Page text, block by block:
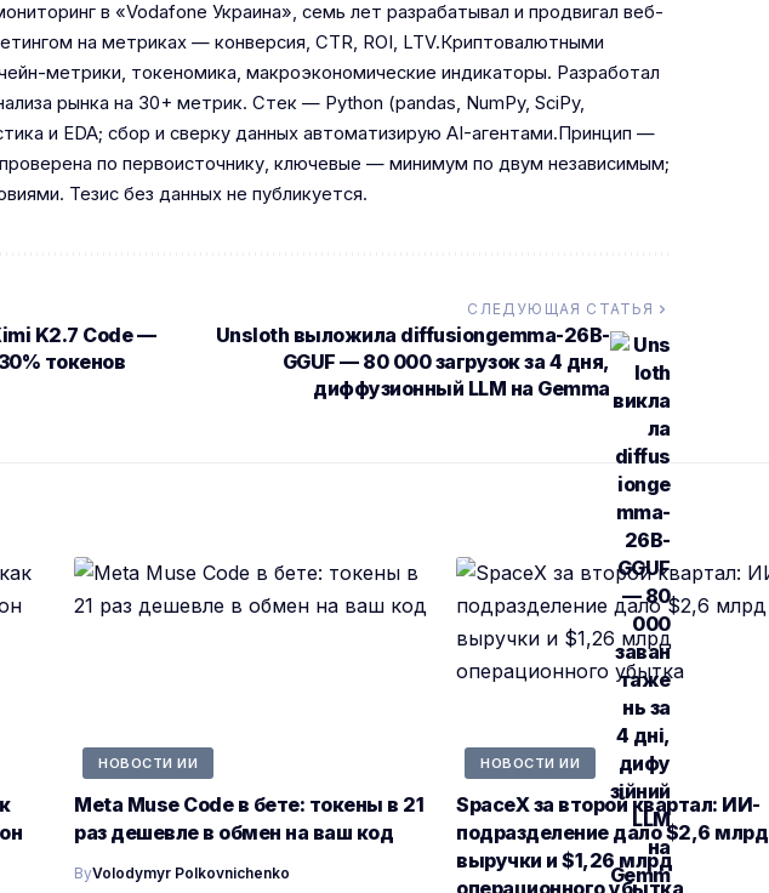
в «Vodafone Украина», семь лет разрабатывал и продвигал веб-
на метриках — конверсия, CTR, ROI, LTV.Криптовалютными
метрики, токеномика, макроэкономические индикаторы. Разработал
рынка на 30+ метрик. Стек — Python (pandas, NumPy, SciPy,
и EDA; сбор и сверку данных автоматизирую AI-агентами.Принцип —
по первоисточнику, ключевые — минимум по двум независимым;
Тезис без данных не публикуется.
K2.7 Code —
токенов
СЛЕДУЮЩАЯ СТАТЬЯ
Unsloth выложила diffusiongemma-26B-
GGUF — 80 000 загрузок за 4 дня,
диффузионный LLM на Gemma
НОВОСТИ ИИ
Meta Muse Code в бете: токены в 21
раз дешевле в обмен на ваш код
ByVolodymyr Polkovnichenko
НОВОСТИ ИИ
SpaceX за второй квартал: ИИ-
подразделение дало $2,6 млрд
выручки и $1,26 млрд